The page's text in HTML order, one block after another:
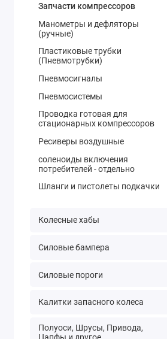
Запчасти компрессоров
Манометры и дефляторы
(ручные)
Пластиковые трубки
(Пневмотрубки)
Пневмосигналы
Пневмосистемы
Проводка готовая для
стационарных компрессоров
Ресиверы воздушные
соленоиды включения
потребителей - отдельно
Шланги и пистолеты подкачки
Колесные хабы
Силовые бампера
Силовые пороги
Калитки запасного колеса
Полуоси, Шрусы, Привода,
Цапфы и другое